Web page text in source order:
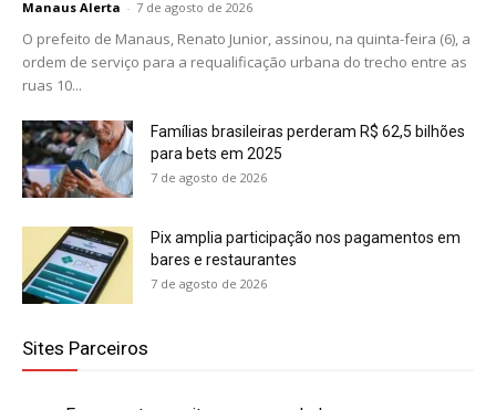
Manaus Alerta - 7 de agosto de 2026
O prefeito de Manaus, Renato Junior, assinou, na quinta-feira (6), a
ordem de serviço para a requalificação urbana do trecho entre as
ruas 10...
Famílias brasileiras perderam R$ 62,5 bilhões
para bets em 2025
7 de agosto de 2026
Pix amplia participação nos pagamentos em
bares e restaurantes
7 de agosto de 2026
Sites Parceiros